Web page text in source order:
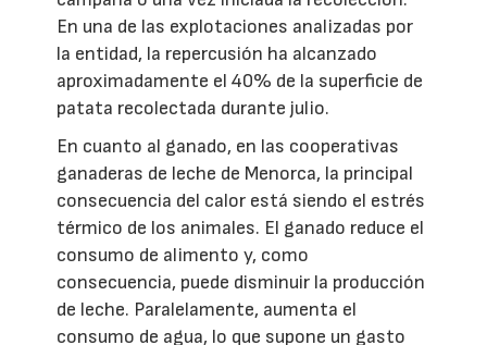
En una de las explotaciones analizadas por
la entidad, la repercusión ha alcanzado
aproximadamente el 40% de la superficie de
patata recolectada durante julio.
En cuanto al ganado, en las cooperativas
ganaderas de leche de Menorca, la principal
consecuencia del calor está siendo el estrés
térmico de los animales. El ganado reduce el
consumo de alimento y, como
consecuencia, puede disminuir la producción
de leche. Paralelamente, aumenta el
consumo de agua, lo que supone un gasto